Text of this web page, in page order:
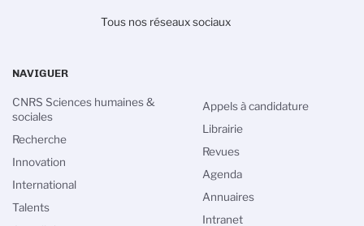
Tous nos réseaux sociaux
NAVIGUER
CNRS Sciences humaines &
sociales
Recherche
Innovation
International
Talents
Appels à candidature
Librairie
Revues
Agenda
Annuaires
Intranet